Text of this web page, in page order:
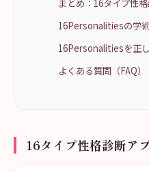
まとめ：16タイプ性
16Personalitiesの学
16Personalitiesを正
よくある質問（FAQ）
16タイプ性格診断ア